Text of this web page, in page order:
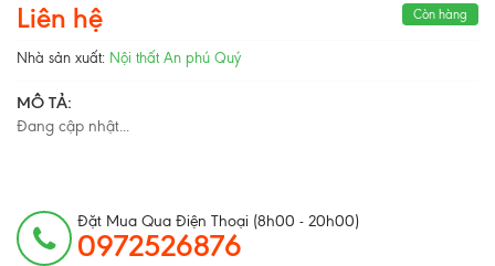
Liên hệ Còn hàng
Nhà sản xuất: Nội thất An phú Quý
MÔ TẢ:
Đang cập nhật...
Đặt Mua Qua Điện Thoại (8h00 - 20h00)
0972526876